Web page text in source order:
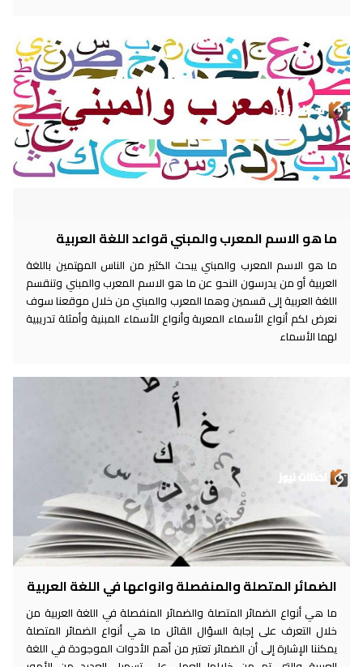
ما هو الاسم المعرب والمبني قواعد اللغة العربية
ما هو الاسم المعرب والمبني يبحث الكثير من الناس المهتمين باللغة
العربية أو من يدرسون النحو عن ما هو الاسم المعرب والمبني وتنقسم
اللغة العربية إلى قسمين وهما المعرب والمبني من خلال موقعنا سوف
نعرض لكم أنواع الأسماء المعربة وأنواع الأسماء المبنية وأمثلة تدريبية
لهما الأسماء
الضمائر المتصلة والمنفصلة وانواعها في اللغة العربية
ما هي أنواع الضمائر المتصلة والضمائر المنفصلة في اللغة العربية من
خلال التعرف على إجابة السؤال القائل ما هي أنواع الضمائر المتصلة
يمكننا الإشارة إلى أن الضمائر تعتبر من أهم الأدوات الموجودة في اللغة